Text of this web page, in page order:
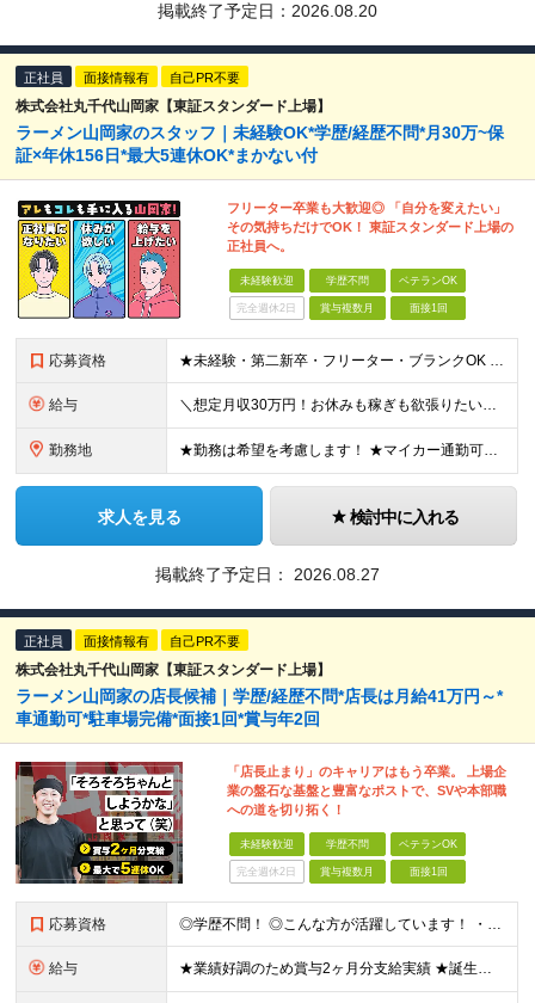
掲載終了予定日： 2026.08.20
正社員 面接情報有 自己PR不要
株式会社丸千代山岡家【東証スタンダード上場】
ラーメン山岡家のスタッフ｜未経験OK*学歴/経歴不問*月30万~保
証×年休156日*最大5連休OK*まかない付
フリーター卒業も大歓迎◎ 「自分を変えたい」
その気持ちだけでOK！ 東証スタンダード上場の
正社員へ。
未経験歓迎 学歴不問 ベテランOK
完全週休2日 賞与複数月 面接1回
応募資格 ★未経験・第二新卒・フリーター・ブランクOK ★学歴不問！ □転職回数が気になる方 □飲食業界にチャレンジしたい方 「やってみたい」という気持ちがあれば、皆さん大歓迎です♪ ◎こんな方が活躍して
給与 ＼想定月収30万円！お休みも稼ぎも欲張りたい方にピッタリ！／ ★業績好調のため賞与2ヶ月分支給実績 ★誕生日手当など手当充実 ★年2回昇給チャンス有 ★残業代全額支給（1分単位で支給） 月給25万
勤務地 ★勤務は希望を考慮します！ ★マイカー通勤可（駐車場完備） ★全国の各店舗で募集中！続々出店予定！ ～国内300店舗、47都道府県への展開を目標に出店中！～ ▼積極採用地域▼ ・中部（富山、石川、
求人を見る 検討中に入れる
掲載終了予定日： 2026.08.27
正社員 面接情報有 自己PR不要
株式会社丸千代山岡家【東証スタンダード上場】
ラーメン山岡家の店長候補｜学歴/経歴不問*店長は月給41万円～*
車通勤可*駐車場完備*面接1回*賞与年2回
「店長止まり」のキャリアはもう卒業。 上場企
業の盤石な基盤と豊富なポストで、SVや本部職
への道を切り拓く！
未経験歓迎 学歴不問 ベテランOK
完全週休2日 賞与複数月 面接1回
応募資格 ◎学歴不問！ ◎こんな方が活躍しています！ ・研修や制度面が整っている会社で働きたい方 ・店長やその先を目指したい方 ・給与を上げていきたい方 など □未経験・第二新卒・フリーター □ブランクがある
給与 ★業績好調のため賞与2ヶ月分支給実績 ★誕生日手当など手当充実 ★年2回昇給チャンス有＆入社1年で店長昇格可 ★残業代全額支給（1分単位で支給） ■月給24万円～36万円 ※残業代全額支給（1分単位